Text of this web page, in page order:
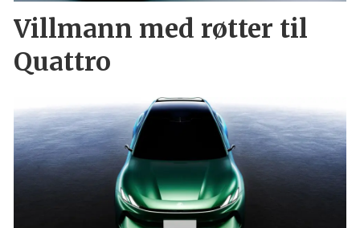
Villmann med røtter til
Quattro